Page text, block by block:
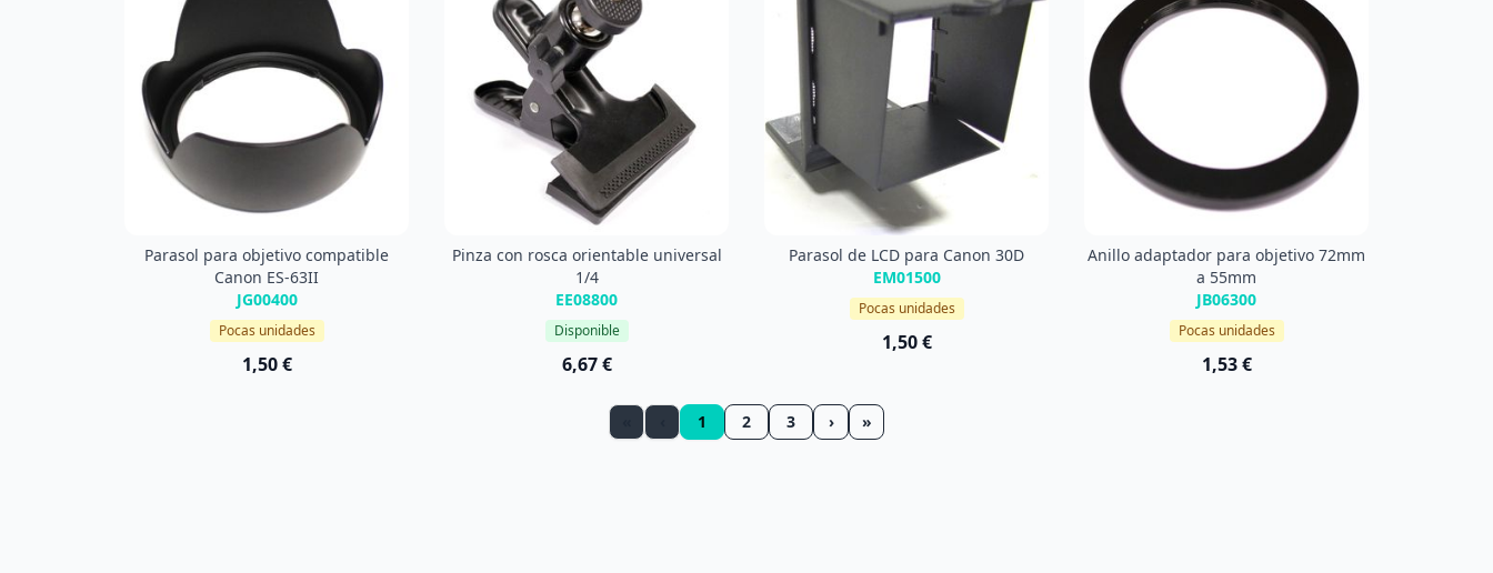
Parasol para objetivo compatible
Canon ES-63II
JG00400
Pocas unidades
1,50 €
Pinza con rosca orientable universal
1/4
EE08800
Disponible
6,67 €
Parasol de LCD para Canon 30D
EM01500
Pocas unidades
1,50 €
Anillo adaptador para objetivo 72mm
a 55mm
JB06300
Pocas unidades
1,53 €
1 2 3 › »